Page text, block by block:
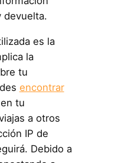
devuelta.
es la
la
tu
encontrar
en tu
a otros
IP de
Debido a